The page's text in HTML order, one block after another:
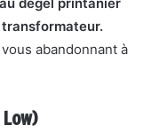
abandonnant à